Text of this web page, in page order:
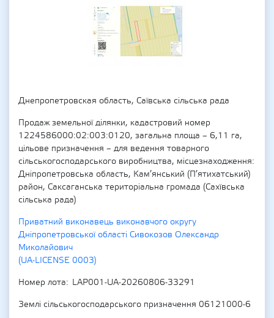
Днепропетровская область, Саївська сільська рада
Продаж земельної ділянки, кадастровий номер
1224586000:02:003:0120, загальна площа – 6,11 га,
цільове призначення – для ведення товарного
сільськогосподарського виробництва, місцезнаходження:
Дніпропетровська область, Кам’янський (П’ятихатський)
район, Саксаганська територіальна громада (Сахївська
сільська рада)
Приватний виконавець виконавчого округу
Дніпропетровської області Сивокозов Олександр
Миколайович
(UA-LICENSE 0003)
Номер лота
LAP001-UA-20260806-33291
Землі сільськогосподарського призначення 06121000-6